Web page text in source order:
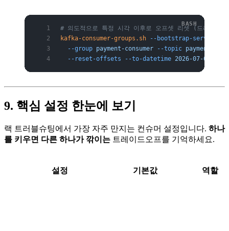
# 의도적으로 특정 시각 이후로 오프셋 리셋 (드라이
kafka-consumer-groups.sh --bootstrap-server
  --group
payment-consumer --topic payments
  --reset-offsets
--to-datetime 2026-07-
9. 핵심 설정 한눈에 보기
랙 트러블슈팅에서 가장 자주 만지는 컨슈머 설정입니다. 하나
를 키우면 다른 하나가 깎이는 트레이드오프를 기억하세요.
설정 기본값 역할